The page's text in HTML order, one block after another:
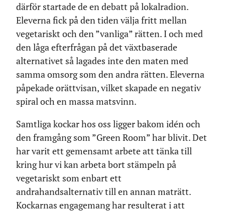
därför startade de en debatt på lokalradion.
Eleverna fick på den tiden välja fritt mellan
vegetariskt och den ”vanliga” rätten. I och med
den låga efterfrågan på det växtbaserade
alternativet så lagades inte den maten med
samma omsorg som den andra rätten. Eleverna
påpekade orättvisan, vilket skapade en negativ
spiral och en massa matsvinn.
Samtliga kockar hos oss ligger bakom idén och
den framgång som ”Green Room” har blivit. Det
har varit ett gemensamt arbete att tänka till
kring hur vi kan arbeta bort stämpeln på
vegetariskt som enbart ett
andrahandsalternativ till en annan maträtt.
Kockarnas engagemang har resulterat i att